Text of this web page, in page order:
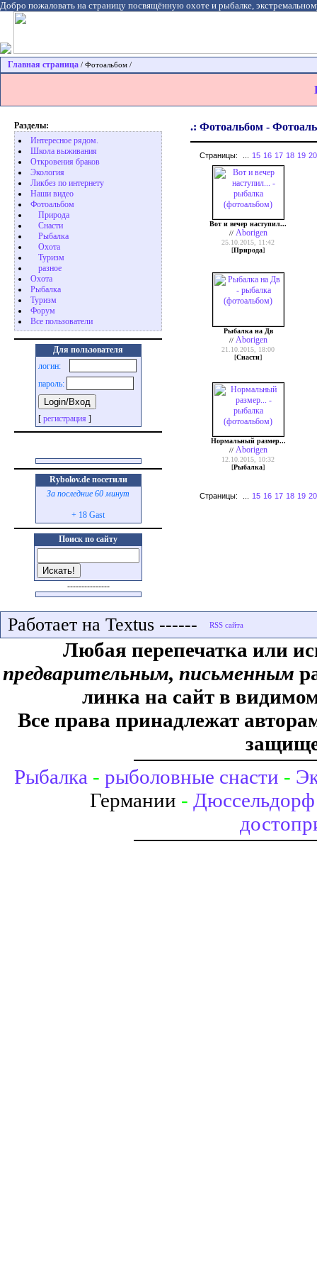
Добро пожаловать на страницу посвящённую охоте и рыбалке,
Главная страница / Фотоальбом /
Разделы:
Интересное рядом.
Школа выживания
Откровения браков
Экология
Ликбез по интернету
Наши видео
Фотоальбом
Природа
Cнасти
Рыбалка
Охота
Туризм
разное
Охота
Pыбалка
Туризм
Форум
Все пользователи
Для пользователя
логин:
пароль:
[ регистрация ]
Rybolov.de посетили
За последние 60 минут
+ 18 Gast
Поиск по сайту
---------------
.: Фотоальбом -
Страницы: 15 16 17 18 19 20
Вот и вечер наступил...
// Aborigen
25.10.2015, 11:42
[Природа]
Рыбалка на Дв
// Aborigen
21.10.2015, 18:00
[Cнасти]
Нормальный размер...
// Aborigen
12.10.2015, 10:32
[Рыбалка]
Страницы: 15 16 17 18 19 20
Работает на Textus ------
Любая перепечатка или
предварительным, письменным
линка на сайт в
Все права принадлежат
Рыбалка - рыболовные снасти -
Германии - Дюссельдорф